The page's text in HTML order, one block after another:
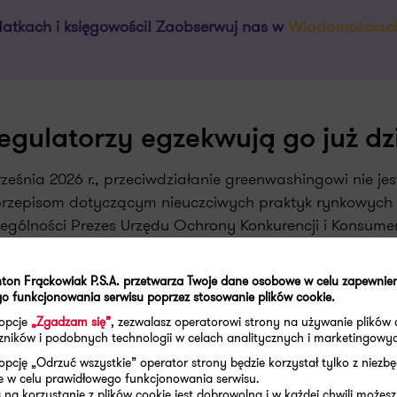
i księgowości! Zaobserwuj nas w
egzekwują go już
2026 r., przeciwdziałanie greenwashingowi nie
dotyczącym nieuczciwych praktyk rynkowych
Prezes Urzędu Ochrony Konkurencji i
prawnych.
kilku dużych przedsiębiorców, kwestionując
związanej z wpływem produktów i
na pełne wdrożenie nowych regulacji, lecz już
przepisami.
Frąckowiak P.S.A. przetwarza Twoje dane osobowe w celu
funkcjonowania serwisu poprzez stosowanie plików cookie.
„Zgadzam się”, zezwalasz operatorowi strony na używanie plików
i podobnych technologii w celach analitycznych i
„Odrzuć wszystkie” operator strony będzie korzystał tylko z
w celu prawidłowego funkcjonowania serwisu.